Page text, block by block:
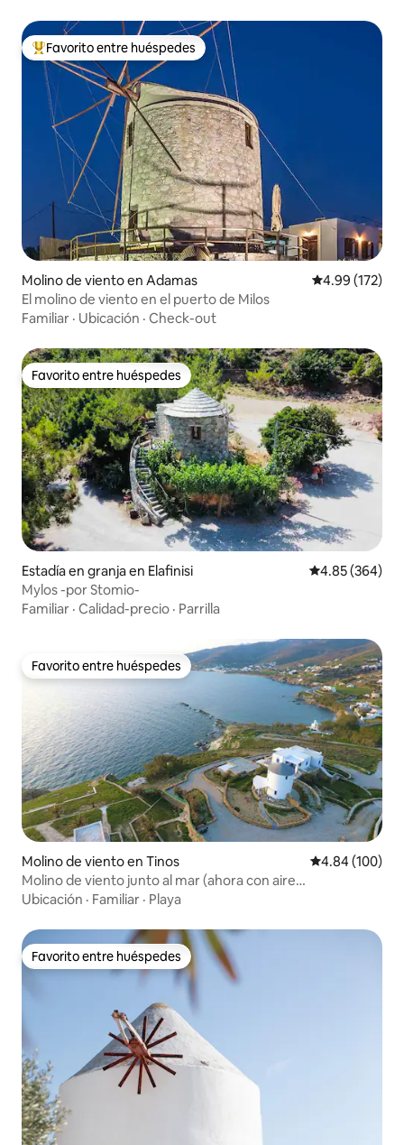
Favorito entre huéspedes preferido
Favorito entre huéspedes
Molino de viento en Adamas Calificación
4.99 (172)
El molino de viento en el puerto de Milos
Familiar · Ubicación · Check-out
Favorito entre huéspedes
Favorito entre huéspedes
Estadía en granja en Elafinisi Calificación
4.85 (364)
Mylos -por Stomio-
Familiar · Calidad-precio · Parrilla
Favorito entre huéspedes
Favorito entre huéspedes
Molino de viento en Tinos Calificación
4.84 (100)
Molino de viento junto al mar (ahora con aire
acondicionado) Ꙭ Bahía de Stavros
Ubicación · Familiar · Playa
Favorito entre huéspedes
Favorito entre huéspedes